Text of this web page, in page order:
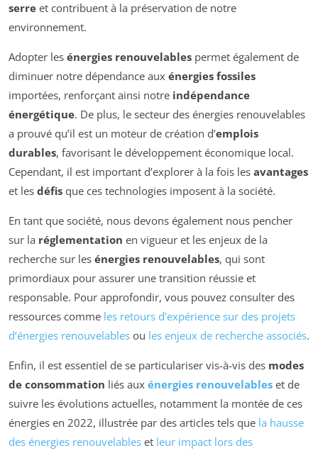
serre et contribuent à la préservation de notre
environnement.
Adopter les énergies renouvelables permet également de
diminuer notre dépendance aux énergies fossiles
importées, renforçant ainsi notre indépendance
énergétique. De plus, le secteur des énergies renouvelables
a prouvé qu’il est un moteur de création d’emplois
durables, favorisant le développement économique local.
Cependant, il est important d’explorer à la fois les avantages
et les défis que ces technologies imposent à la société.
En tant que société, nous devons également nous pencher
sur la réglementation en vigueur et les enjeux de la
recherche sur les énergies renouvelables, qui sont
primordiaux pour assurer une transition réussie et
responsable. Pour approfondir, vous pouvez consulter des
ressources comme les retours d’expérience sur des projets
d’énergies renouvelables ou les enjeux de recherche associés.
Enfin, il est essentiel de se particulariser vis-à-vis des modes
de consommation liés aux énergies renouvelables et de
suivre les évolutions actuelles, notamment la montée de ces
énergies en 2022, illustrée par des articles tels que la hausse
des énergies renouvelables et leur impact lors des